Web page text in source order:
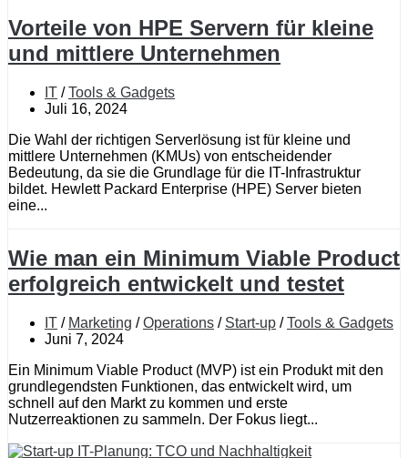
Vorteile von HPE Servern für kleine
und mittlere Unternehmen
IT /Tools & Gadgets
Juli 16, 2024
Die Wahl der richtigen Serverlösung ist für kleine und
mittlere Unternehmen (KMUs) von entscheidender
Bedeutung, da sie die Grundlage für die IT-Infrastruktur
bildet. Hewlett Packard Enterprise (HPE) Server bieten
eine...
Wie man ein Minimum Viable Product
erfolgreich entwickelt und testet
IT / Marketing /Operations / Start-up /Tools & Gadgets
Juni 7, 2024
Ein Minimum Viable Product (MVP) ist ein Produkt mit den
grundlegendsten Funktionen, das entwickelt wird, um
schnell auf den Markt zu kommen und erste
Nutzerreaktionen zu sammeln. Der Fokus liegt...